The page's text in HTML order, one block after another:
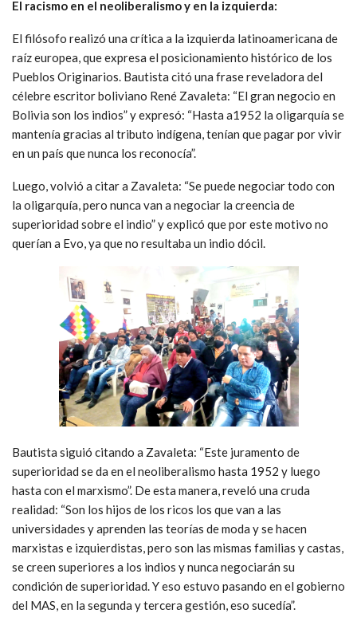
El racismo en el neoliberalismo y en la izquierda:
El filósofo realizó una crítica a la izquierda latinoamericana de
raíz europea, que expresa el posicionamiento histórico de los
Pueblos Originarios. Bautista citó una frase reveladora del
célebre escritor boliviano René Zavaleta: “El gran negocio en
Bolivia son los indios” y expresó: “Hasta a1952 la oligarquía se
mantenía gracias al tributo indígena, tenían que pagar por vivir
en un país que nunca los reconocía”.
Luego, volvió a citar a Zavaleta: “Se puede negociar todo con
la oligarquía, pero nunca van a negociar la creencia de
superioridad sobre el indio” y explicó que por este motivo no
querían a Evo, ya que no resultaba un indio dócil.
Bautista siguió citando a Zavaleta: “Este juramento de
superioridad se da en el neoliberalismo hasta 1952 y luego
hasta con el marxismo”. De esta manera, reveló una cruda
realidad: “Son los hijos de los ricos los que van a las
universidades y aprenden las teorías de moda y se hacen
marxistas e izquierdistas, pero son las mismas familias y castas,
se creen superiores a los indios y nunca negociarán su
condición de superioridad. Y eso estuvo pasando en el gobierno
del MAS, en la segunda y tercera gestión, eso sucedía”.